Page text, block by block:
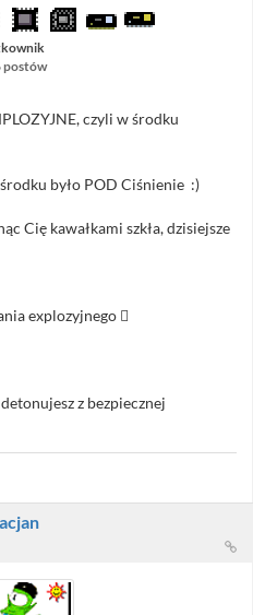
postów
czyli w środku
było POD Ciśnienie :)
Cię kawałkami szkła, dzisiejsze
explozyjnego 
z bezpiecznej